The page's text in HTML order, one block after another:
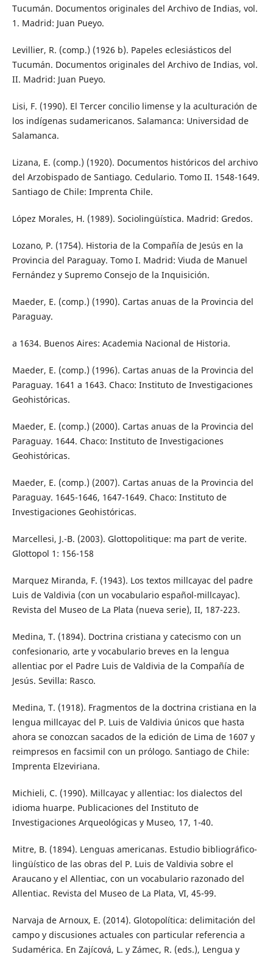
Tucumán. Documentos originales del Archivo de Indias, vol.
1. Madrid: Juan Pueyo.
Levillier, R. (comp.) (1926 b). Papeles eclesiásticos del
Tucumán. Documentos originales del Archivo de Indias, vol.
II. Madrid: Juan Pueyo.
Lisi, F. (1990). El Tercer concilio limense y la aculturación de
los indígenas sudamericanos. Salamanca: Universidad de
Salamanca.
Lizana, E. (comp.) (1920). Documentos históricos del archivo
del Arzobispado de Santiago. Cedulario. Tomo II. 1548-1649.
Santiago de Chile: Imprenta Chile.
López Morales, H. (1989). Sociolingüística. Madrid: Gredos.
Lozano, P. (1754). Historia de la Compañía de Jesús en la
Provincia del Paraguay. Tomo I. Madrid: Viuda de Manuel
Fernández y Supremo Consejo de la Inquisición.
Maeder, E. (comp.) (1990). Cartas anuas de la Provincia del
Paraguay.
a 1634. Buenos Aires: Academia Nacional de Historia.
Maeder, E. (comp.) (1996). Cartas anuas de la Provincia del
Paraguay. 1641 a 1643. Chaco: Instituto de Investigaciones
Geohistóricas.
Maeder, E. (comp.) (2000). Cartas anuas de la Provincia del
Paraguay. 1644. Chaco: Instituto de Investigaciones
Geohistóricas.
Maeder, E. (comp.) (2007). Cartas anuas de la Provincia del
Paraguay. 1645-1646, 1647-1649. Chaco: Instituto de
Investigaciones Geohistóricas.
Marcellesi, J.-B. (2003). Glottopolitique: ma part de verite.
Glottopol 1: 156-158
Marquez Miranda, F. (1943). Los textos millcayac del padre
Luis de Valdivia (con un vocabulario español-millcayac).
Revista del Museo de La Plata (nueva serie), II, 187-223.
Medina, T. (1894). Doctrina cristiana y catecismo con un
confesionario, arte y vocabulario breves en la lengua
allentiac por el Padre Luis de Valdivia de la Compañía de
Jesús. Sevilla: Rasco.
Medina, T. (1918). Fragmentos de la doctrina cristiana en la
lengua millcayac del P. Luis de Valdivia únicos que hasta
ahora se conozcan sacados de la edición de Lima de 1607 y
reimpresos en facsimil con un prólogo. Santiago de Chile:
Imprenta Elzeviriana.
Michieli, C. (1990). Millcayac y allentiac: los dialectos del
idioma huarpe. Publicaciones del Instituto de
Investigaciones Arqueológicas y Museo, 17, 1-40.
Mitre, B. (1894). Lenguas americanas. Estudio bibliográfico-
lingüístico de las obras del P. Luis de Valdivia sobre el
Araucano y el Allentiac, con un vocabulario razonado del
Allentiac. Revista del Museo de La Plata, VI, 45-99.
Narvaja de Arnoux, E. (2014). Glotopolítica: delimitación del
campo y discusiones actuales con particular referencia a
Sudamérica. En Zajícová, L. y Zámec, R. (eds.), Lengua y